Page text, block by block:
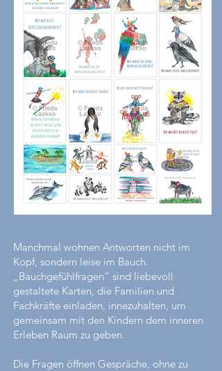
Manchmal wohnen Antworten nicht im
Kopf, sondern leise im Bauch.
„Bauchgefühlfragen“ sind liebevoll
gestaltete Karten, die Familien und
Fachkräfte einladen, innezuhalten, um
gemeinsam mit den Kindern dem inneren
Erleben Raum zu geben.
Die Fragen öffnen Gespräche, ohne zu